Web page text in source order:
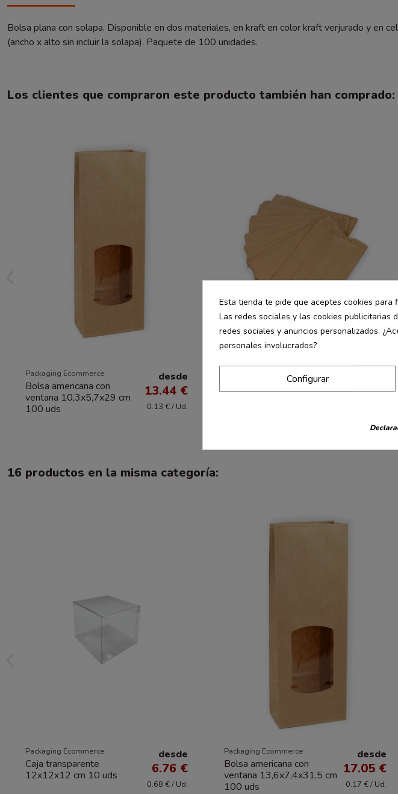
Bolsa plana con solapa. Disponible en dos materiales, en kraft en color kraft verjurado y en
(ancho x alto sin incluir la solapa). Paquete de 100 unidades.
Los clientes que compraron este producto también han comprado:
Packaging Ecommerce
Bolsa americana con
ventana 10,3x5,7x29 cm
100 uds
desde
13.44 €
0.13 € / Ud.
Fuera de stock
Packaging Ecommerce
Bolsa antihumedad
1.85 €
16 productos en la misma categoría:
Packaging Ecommerce
Caja transparente
12x12x12 cm 10 uds
desde
6.76 €
0.68 € / Ud.
Packaging Ecommerce
Bolsa americana con
ventana 13,6x7,4x31,5 cm
100 uds
desde
17.05 €
0.17 € / Ud.
Esta tienda te pide que aceptes cookies para
Las redes sociales y las cookies publicitarias
redes sociales y anuncios personalizados.
personales involucrados?
Configurar